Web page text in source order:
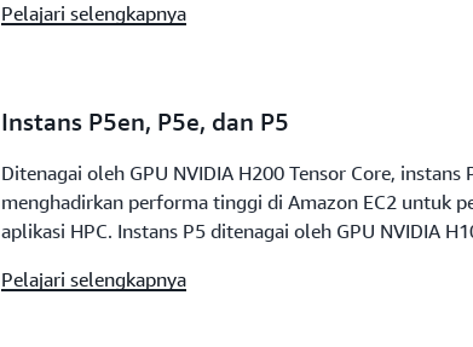
Pelajari selengkapnya
Instans P5en, P5e, dan P5
Ditenagai oleh GPU NVIDIA H200 Tensor Core, instans
menghadirkan performa tinggi di Amazon EC2 untuk
aplikasi HPC. Instans P5 ditenagai oleh GPU NVIDIA
Pelajari selengkapnya